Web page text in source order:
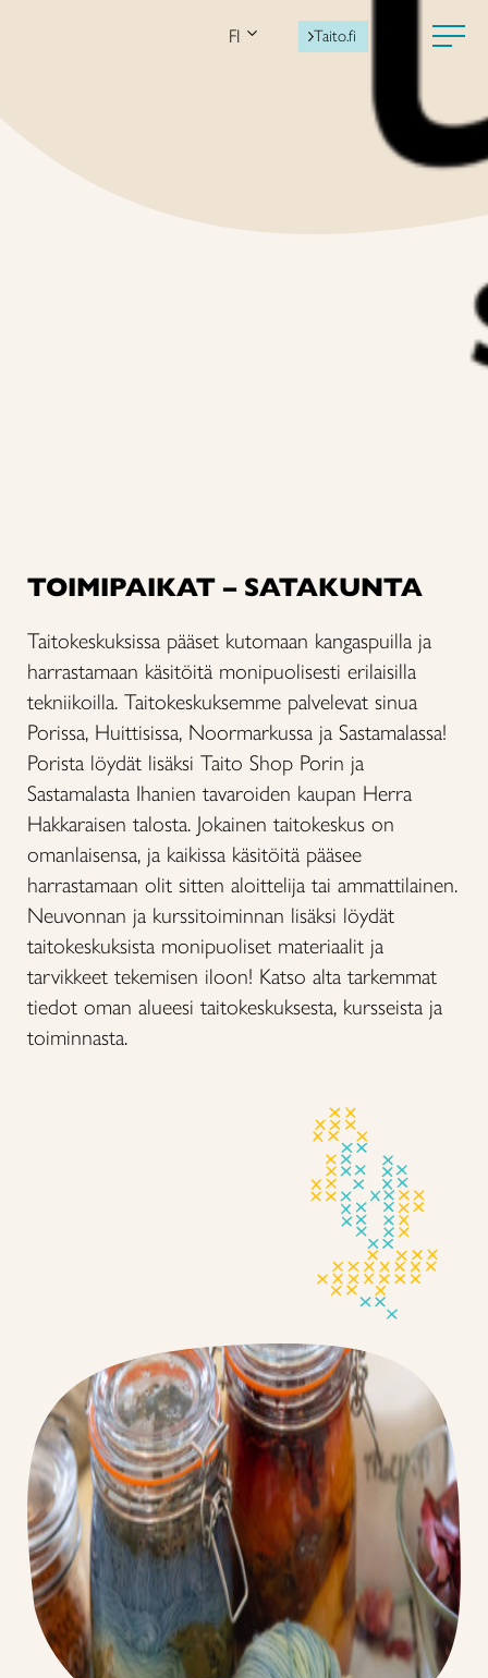
FI Taito.fi
TOIMIPAIKAT – SATAKUNTA
Taitokeskuksissa pääset kutomaan kangaspuilla ja
harrastamaan käsitöitä monipuolisesti erilaisilla
tekniikoilla. Taitokeskuksemme palvelevat sinua
Porissa, Huittisissa, Noormarkussa ja Sastamalassa!
Porista löydät lisäksi Taito Shop Porin ja
Sastamalasta Ihanien tavaroiden kaupan Herra
Hakkaraisen talosta. Jokainen taitokeskus on
omanlaisensa, ja kaikissa käsitöitä pääsee
harrastamaan olit sitten aloittelija tai ammattilainen.
Neuvonnan ja kurssitoiminnan lisäksi löydät
taitokeskuksista monipuoliset materiaalit ja
tarvikkeet tekemisen iloon! Katso alta tarkemmat
tiedot oman alueesi taitokeskuksesta, kursseista ja
toiminnasta.